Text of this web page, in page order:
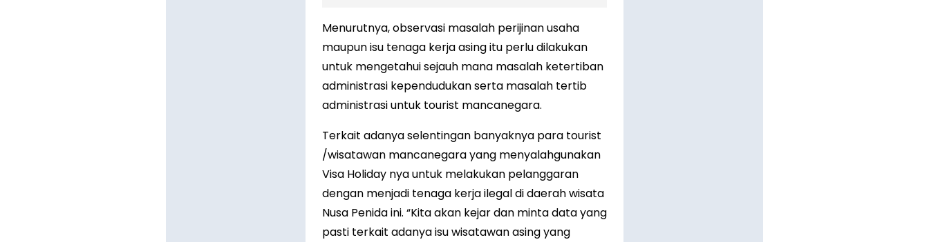
Menurutnya, observasi masalah perijinan usaha
maupun isu tenaga kerja asing itu perlu dilakukan
untuk mengetahui sejauh mana masalah ketertiban
administrasi kependudukan serta masalah tertib
administrasi untuk tourist mancanegara.
Terkait adanya selentingan banyaknya para tourist
/wisatawan mancanegara yang menyalahgunakan
Visa Holiday nya untuk melakukan pelanggaran
dengan menjadi tenaga kerja ilegal di daerah wisata
Nusa Penida ini. “Kita akan kejar dan minta data yang
pasti terkait adanya isu wisatawan asing yang